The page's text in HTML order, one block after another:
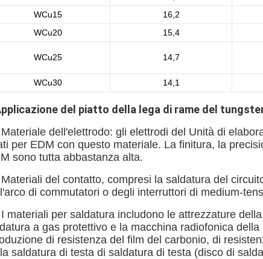
WCu15
16,2
WCu20
15,4
WCu25 14,7
WCu30 14,1
del piatto della lega di rame del
dell'elettrodo: gli elettrodi del Unità di
per EDM con questo materiale. La finitura, la
sono tutta abbastanza alta.
del contatto, compresi la saldatura del
di commutatori o degli interruttori di medium-
materiali per saldatura includono le attrezzature
a gas protettivo e la macchina radiofonica
di resistenza del film del carbonio, di
saldatura di testa di saldatura di testa (disco di